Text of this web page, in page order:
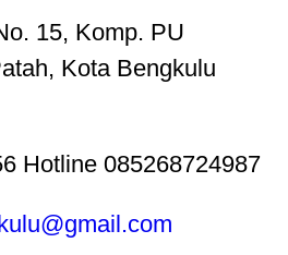
15, Komp. PU
Kota Bengkulu
Hotline 085268724987